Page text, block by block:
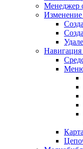
Менеджер
Изменение
Навигация